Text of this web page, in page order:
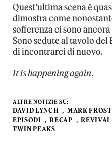
Quest’ultima scena è
dimostra come
sofferenza ci sono
Sono sedute al tavolo del
di incontrarci di nuovo.
It is happening again.
ALTRE NOTIZIE SU:
DAVID LYNCH MARK FROST
EPISODI
RECAP REVIVAL
TWIN PEAKS